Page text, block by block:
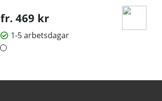
fr. 469 kr
1-5 arbetsdagar